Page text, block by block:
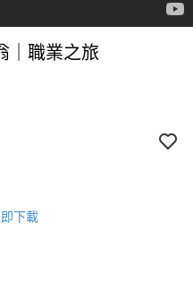
｜職業之旅
下載